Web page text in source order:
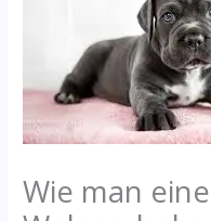
Wie man